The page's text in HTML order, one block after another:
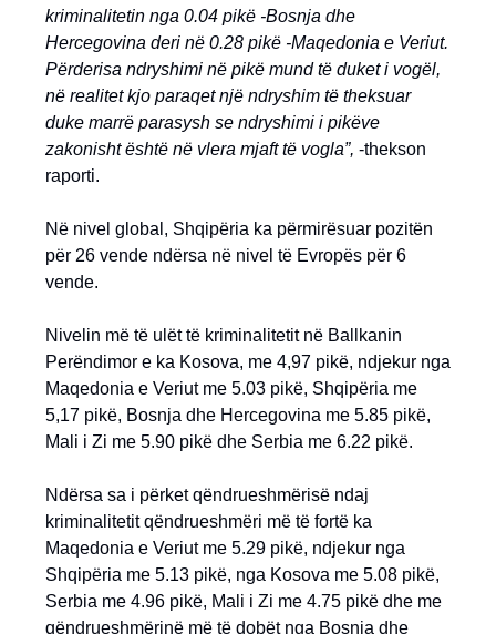
kriminalitetin nga 0.04 pikë -Bosnja dhe
Hercegovina deri në 0.28 pikë -Maqedonia e Veriut.
Përderisa ndryshimi në pikë mund të duket i vogël,
në realitet kjo paraqet një ndryshim të theksuar
duke marrë parasysh se ndryshimi i pikëve
zakonisht është në vlera mjaft të vogla”, -thekson
raporti.
Në nivel global, Shqipëria ka përmirësuar pozitën
për 26 vende ndërsa në nivel të Evropës për 6
vende.
Nivelin më të ulët të kriminalitetit në Ballkanin
Perëndimor e ka Kosova, me 4,97 pikë, ndjekur nga
Maqedonia e Veriut me 5.03 pikë, Shqipëria me
5,17 pikë, Bosnja dhe Hercegovina me 5.85 pikë,
Mali i Zi me 5.90 pikë dhe Serbia me 6.22 pikë.
Ndërsa sa i përket qëndrueshmërisë ndaj
kriminalitetit qëndrueshmëri më të fortë ka
Maqedonia e Veriut me 5.29 pikë, ndjekur nga
Shqipëria me 5.13 pikë, nga Kosova me 5.08 pikë,
Serbia me 4.96 pikë, Mali i Zi me 4.75 pikë dhe me
qëndrueshmërinë më të dobët nga Bosnja dhe